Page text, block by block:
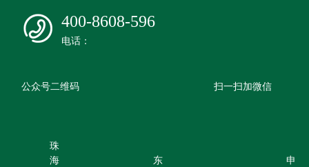
400-8608-596
电话：
公众号二维码 扫一扫加微信
珠
海
东
申